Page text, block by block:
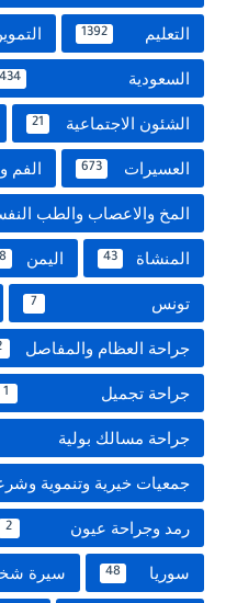
التعليم 1392
السعودية 434
الشئون الاجتماعية 21
العسيرات 673 الفم
المخ والاعصاب والطب
المنشاة 43 اليمن
تونس 7
جراحة العظام والمفاصل
جراحة تجميل 1
جراحة مسالك بولية
جمعيات خيرية وتنموية
رمد وجراحة عيون 2
سوريا 48 سيرة